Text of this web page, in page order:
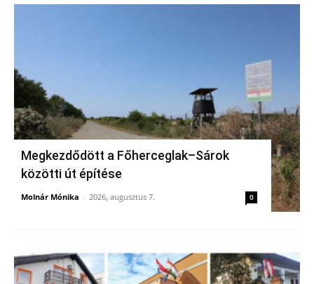
Megkezdődött a Főherceglak–Sárok
közötti út építése
Molnár Mónika - 2026, augusztus 7. 0